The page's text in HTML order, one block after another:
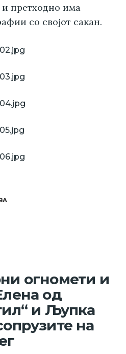
претходно има
со својот сакан.
огномети и
од
и Љупка
на